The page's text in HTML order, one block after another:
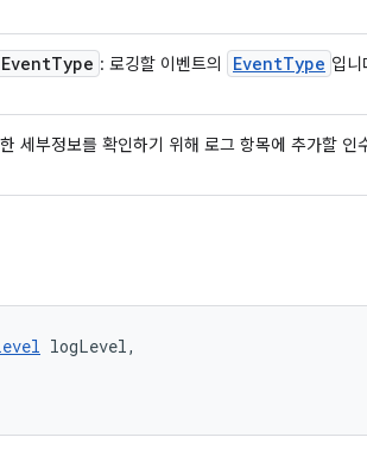
EventType : 로깅할 이벤트의 EventType 입니
세부정보를 확인하기 위해 로그 항목에 추가할 인
logLevel,